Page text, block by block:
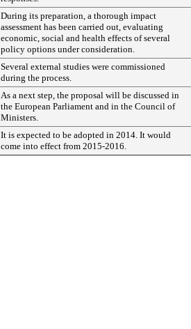
During its preparation, a thorough impact
assessment has been carried out, evaluating
economic, social and health effects of several
policy options under consideration.
Several external studies were commissioned
during the process.
As a next step, the proposal will be discussed in
the European Parliament and in the Council of
Ministers.
It is expected to be adopted in 2014. It would
come into effect from 2015-2016.